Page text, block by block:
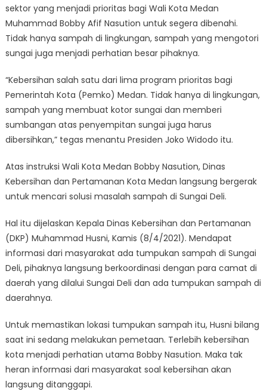
sektor yang menjadi prioritas bagi Wali Kota Medan
Muhammad Bobby Afif Nasution untuk segera dibenahi.
Tidak hanya sampah di lingkungan, sampah yang mengotori
sungai juga menjadi perhatian besar pihaknya.
“Kebersihan salah satu dari lima program prioritas bagi
Pemerintah Kota (Pemko) Medan. Tidak hanya di lingkungan,
sampah yang membuat kotor sungai dan memberi
sumbangan atas penyempitan sungai juga harus
dibersihkan,” tegas menantu Presiden Joko Widodo itu.
Atas instruksi Wali Kota Medan Bobby Nasution, Dinas
Kebersihan dan Pertamanan Kota Medan langsung bergerak
untuk mencari solusi masalah sampah di Sungai Deli.
Hal itu dijelaskan Kepala Dinas Kebersihan dan Pertamanan
(DKP) Muhammad Husni, Kamis (8/4/2021). Mendapat
informasi dari masyarakat ada tumpukan sampah di Sungai
Deli, pihaknya langsung berkoordinasi dengan para camat di
daerah yang dilalui Sungai Deli dan ada tumpukan sampah di
daerahnya.
Untuk memastikan lokasi tumpukan sampah itu, Husni bilang
saat ini sedang melakukan pemetaan. Terlebih kebersihan
kota menjadi perhatian utama Bobby Nasution. Maka tak
heran informasi dari masyarakat soal kebersihan akan
langsung ditanggapi.